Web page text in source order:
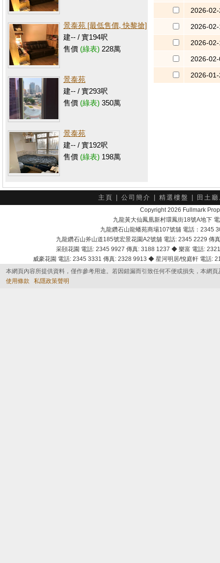
景泰苑 [最低售價, 快黎搶]
建-- / 實194呎
售價 (綠表) 228萬
景泰苑
建-- / 實293呎
售價 (綠表) 350萬
景泰苑
建-- / 實192呎
售價 (綠表) 198萬
2026-
2026-02-
2026-
2026-
2026-
主頁 公司簡介 精選樓盤 田土
Copyright 2026 Fullmark
九龍黃大仙鳳凰新村環鳳街18號A地下
九龍鑽石山龍蟠苑商場107號舖 電話：2345
九龍鑽石山斧山道185號宏景花園A2號舖 電話: 2345 2229
采頣花園 電話: 2345 9927 傳真: 3188 1237 ◆ 樂富 電話:
威豪花園 電話: 2345 3331 傳真: 2328 9913 ◆ 星河明居/悅庭軒 電話
本網頁內容所提供資料，僅作參考用途。若因錯漏而引致任何不便或損失，本網
使用條款
私隱政策聲明